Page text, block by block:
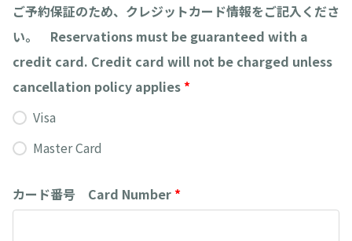
ご予約保証のため、クレジットカード情報をご記入くださ
い。 Reservations must be guaranteed with a
credit card. Credit card will not be charged unless
cancellation policy applies *
Visa
Master Card
カード番号 Card Number *